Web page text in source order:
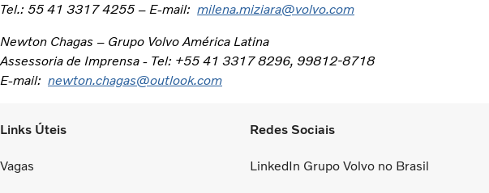
Tel.: 55 41 3317 4255 – E-mail: milena.miziara@volvo.com
Newton Chagas – Grupo Volvo América Latina
Assessoria de Imprensa - Tel: +55 41 3317 8296, 99812-8718
E-mail: newton.chagas@outlook.com
Links Úteis
Vagas
Redes Sociais
LinkedIn Grupo Volvo no Brasil